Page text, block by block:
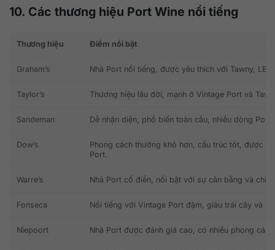
10. Các thương hiệu Port Wine nổi tiếng
Thương hiệu Điểm nổi bật
Graham’s Nhà Port nổi tiếng, được yêu thích với Tawny,
Taylor’s Thương hiệu lâu đời, mạnh ở Vintage Port và
Sandeman Dễ nhận diện, phổ biến toàn cầu, nhiều dòng
Dow’s
Phong cách thường khô hơn, cấu trúc tốt, được
Port.
Warre’s Nhà Port cổ điển, nổi bật với sự cân bằng và
Fonseca Nổi tiếng với Vintage Port đậm, giàu trái cây và
Niepoort Nhà Port được đánh giá cao, có nhiều phong